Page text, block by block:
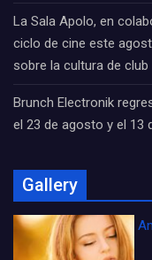
La Sala Apolo, en
ciclo de cine este
sobre la cultura de club
Brunch Electronik
el 23 de agosto y el 13
Gallery